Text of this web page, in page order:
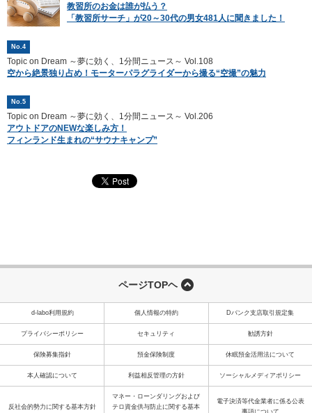
教習所のお金は誰が払う？
「教習所サーチ」が20～30代の男女481人に聞きました！
No.4
Topic on Dream ～夢に効く、1分間ニュース～ Vol.108
空から絶景独り占め！モーターパラグライダーから撮る“空撮”の魅力
No.5
Topic on Dream ～夢に効く、1分間ニュース～ Vol.206
アウトドアのNEWな楽しみ方！
フィンランド生まれの“サウナキャンプ”
ページTOPヘ
d-labo利用規約 個人情報の特約 Dバンク支店取引規定集
プライバシーポリシー セキュリティ 勧誘方針
保険募集指針 預金保険制度 休眠預金活用法について
本人確認について 利益相反管理の方針 ソーシャルメディアポリシー
反社会的勢力に関する基本方針
マネー・ローンダリングおよび
テロ資金供与防止に関する基本
電子決済等代金業者に係る公表